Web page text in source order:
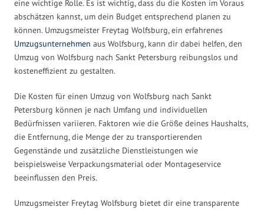
eine wichtige Rolle. Es ist wichtig, dass du die Kosten im Voraus
abschätzen kannst, um dein Budget entsprechend planen zu
können. Umzugsmeister Freytag Wolfsburg, ein erfahrenes
Umzugsunternehmen aus Wolfsburg, kann dir dabei helfen, den
Umzug von Wolfsburg nach Sankt Petersburg reibungslos und
kosteneffizient zu gestalten.
Die Kosten für einen Umzug von Wolfsburg nach Sankt
Petersburg können je nach Umfang und individuellen
Bedürfnissen variieren. Faktoren wie die Größe deines Haushalts,
die Entfernung, die Menge der zu transportierenden
Gegenstände und zusätzliche Dienstleistungen wie
beispielsweise Verpackungsmaterial oder Montageservice
beeinflussen den Preis.
Umzugsmeister Freytag Wolfsburg bietet dir eine transparente